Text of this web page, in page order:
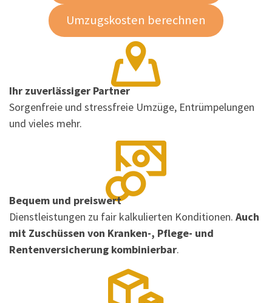
Umzugskosten berechnen
Ihr zuverlässiger Partner
Sorgenfreie und stressfreie Umzüge, Entrümpelungen
und vieles mehr.
Bequem und preiswert
Dienstleistungen zu fair kalkulierten Konditionen. Auch
mit Zuschüssen von Kranken-, Pflege- und
Rentenversicherung kombinierbar.